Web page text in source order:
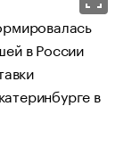
в России
в